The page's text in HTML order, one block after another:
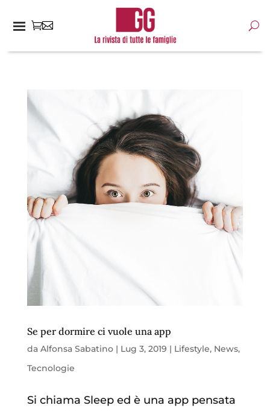
Se per dormire ci vuole una app
da Alfonsa Sabatino| Lug 3, 2019 | Lifestyle, News,
Tecnologie
Si chiama Sleep ed è una app pensata